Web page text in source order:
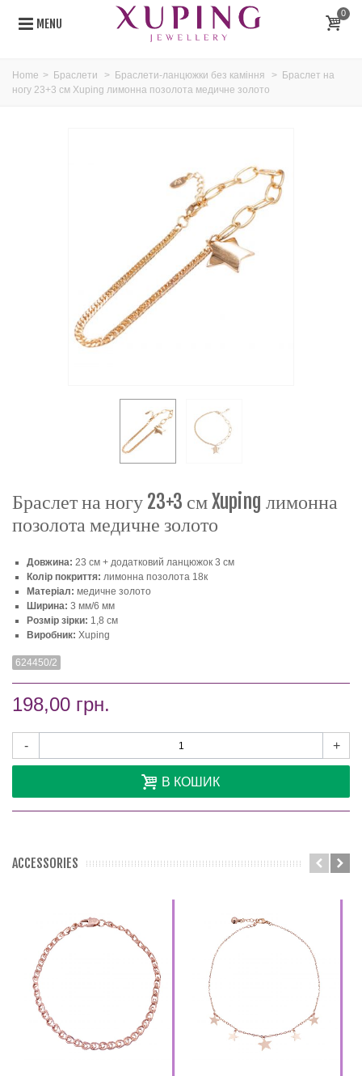
MENU
0
Home > Браслети > Браслети-ланцюжки без каміння > Браслет на
ногу 23+3 см Xuping лимонна позолота медичне золото
Браслет на ногу 23+3 см Xuping лимонна
позолота медичне золото
Довжина: 23 см + додатковий ланцюжок 3 см
Колір покриття: лимонна позолота 18к
Матеріал: медичне золото
Ширина: 3 мм/6 мм
Розмір зірки: 1,8 см
Виробник: Xuping
624450/2
198,00 грн.
- +
В КОШИК
ACCESSORIES